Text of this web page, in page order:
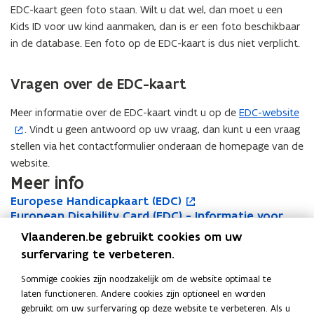
EDC-kaart geen foto staan. Wilt u dat wel, dan moet u een
Kids ID voor uw kind aanmaken, dan is er een foto beschikbaar
in de database. Een foto op de EDC-kaart is dus niet verplicht.
Vragen over de EDC-kaart
Meer informatie over de EDC-kaart vindt u op de EDC-website
(
o
p
i
e
u
. Vindt u geen antwoord op uw vraag, dan kunt u een vraag
stellen via het contactformulier onderaan de homepage van de
website.
Meer info
E
u
o
p
Europese Handicapkaart (EDC)
E
u
E
o
European Disability Card (EDC) - Informatie voor
partners
E
L
i
K
o
Vlaanderen.be gebruikt cookies om uw
surfervaring te verbeteren.
Sommige cookies zijn noodzakelijk om de website optimaal te
laten functioneren. Andere cookies zijn optioneel en worden
gebruikt om uw surfervaring op deze website te verbeteren. Als u